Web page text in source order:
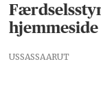
hjemmeside
USSASSAARUT